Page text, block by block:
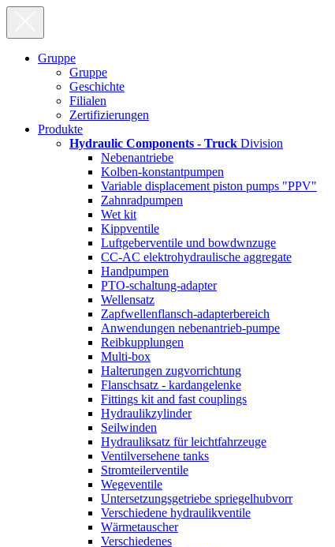
Gruppe
Gruppe
Geschichte
Filialen
Zertifizierungen
Produkte
Hydraulic Components - Truck Division
Nebenantriebe
Kolben-konstantpumpen
Variable displacement piston pumps "PPV"
Zahnradpumpen
Wet kit
Kippventile
Luftgeberventile und bowdwnzuge
CC-AC elektrohydraulische aggregate
Handpumpen
PTO-schaltung-adapter
Wellensatz
Zapfwellenflansch-adapterbereich
Anwendungen nebenantrieb-pumpe
Reibkupplungen
Multi-box
Halterungen zugvorrichtung
Flanschsatz - kardangelenke
Fittings kit and fast couplings
Hydraulikzylinder
Seilwinden
Hydrauliksatz für leichtfahrzeuge
Ventilversehene tanks
Stromteilerventile
Wegeventile
Untersetzungsgetriebe spriegelhubvorr
Verschiedene hydraulikventile
Wärmetauscher
Verschiedenes